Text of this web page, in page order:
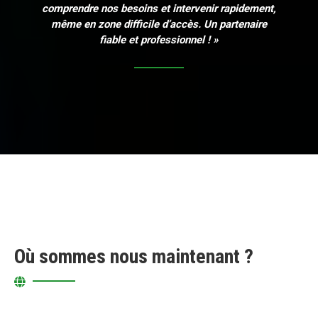
comprendre nos besoins et intervenir rapidement,
même en zone difficile d’accès. Un partenaire
fiable et professionnel ! »
Où sommes nous maintenant ?